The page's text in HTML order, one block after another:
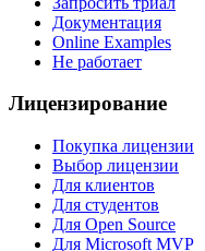
Документация
Online Examples
Не работает
Лицензирование
Покупка лицензии
Выбор лицензии
Для клиентов
Для студентов
Для Open Source
Для Microsoft MVP